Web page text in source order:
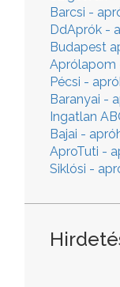
Barcsi -
DdAprók -
Budapest
Aprólapom
Pécsi -
Baranyai -
Ingatlan
Bajai -
AproTuti -
Siklósi -